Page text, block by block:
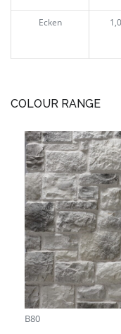
Ecken
COLOUR RANGE
B80